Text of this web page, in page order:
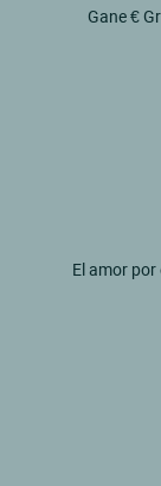
Gane €
El amor